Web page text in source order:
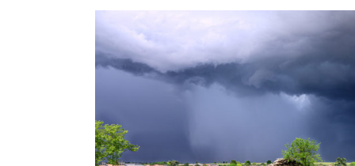
les
intempéries